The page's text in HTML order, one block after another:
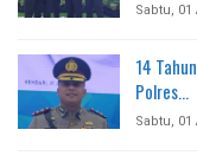
Sabtu, 01
14
Polres…
Sabtu, 01